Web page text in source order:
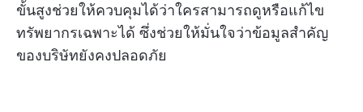
ขั้นสูงช่วยให้ควบคุมได้ว่าใครสามารถดูหรือแก้ไข
ทรัพยากรเฉพาะได้ ซึ่งช่วยให้มั่นใจว่าข้อมูลสำคัญ
ของบริษัทยังคงปลอดภัย